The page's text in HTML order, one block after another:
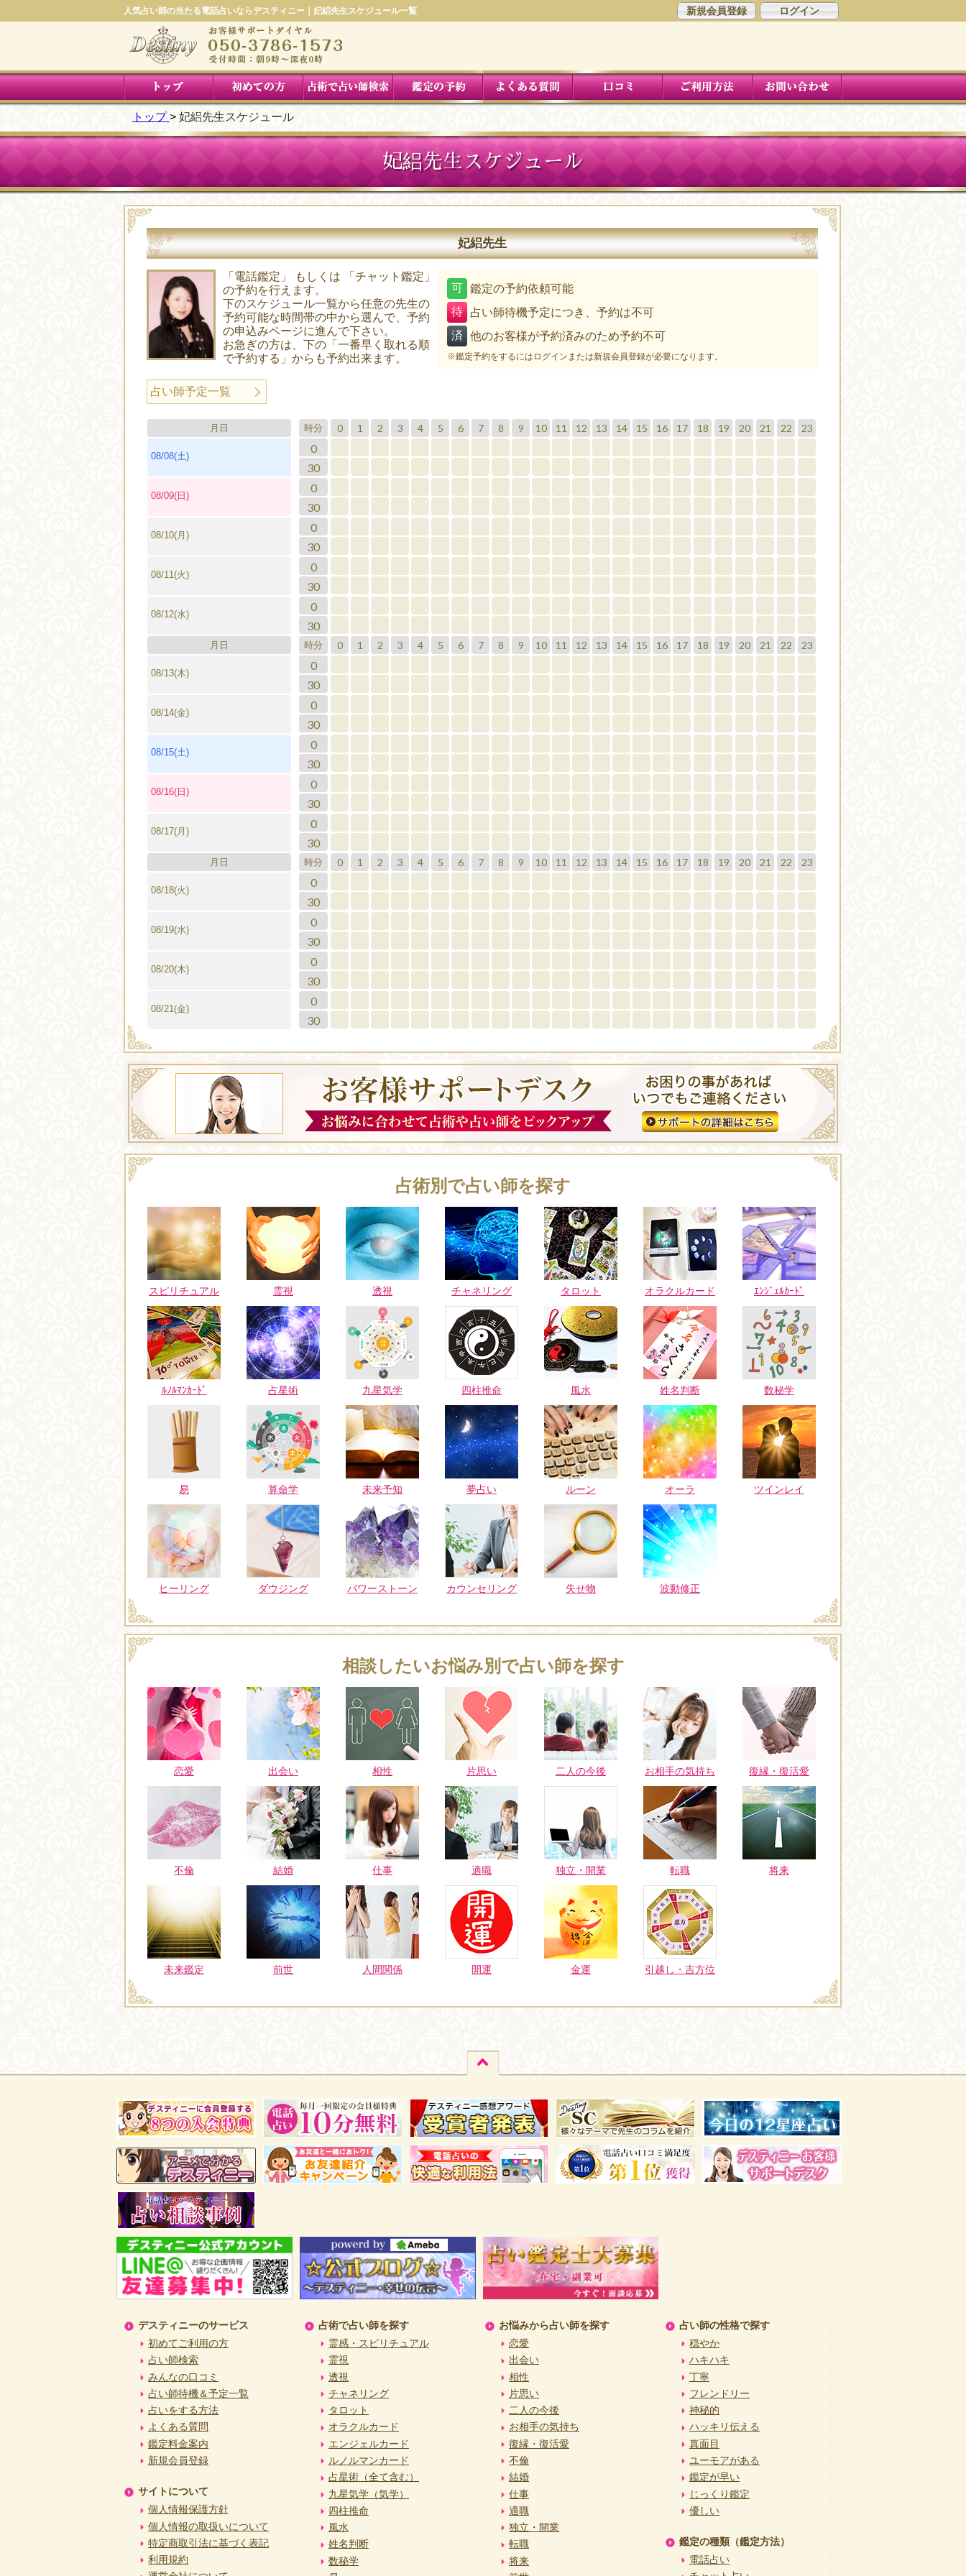
人気占い師の当たる電話占いならデスティニー｜妃絽先生スケジュール一覧 新規会員登録 ログイン
トップ 妃絽先生スケジュール
妃絽先生スケジュール
妃絽先生
「電話鑑定」 もしくは 「チャット鑑定」
の予約を行えます。
下のスケジュール一覧から任意の先生の
予約可能な時間帯の中から選んで、予約
の申込みページに進んで下さい。
お急ぎの方は、下の「一番早く取れる順
で予約する」からも予約出来ます。
可 鑑定の予約依頼可能
待
占い師待機予定につき、予約は不可
済
他のお客様が予約済みのため予約不可
※鑑定予約をするにはログインまたは新規会員登録が必要になります。
占い師予定一覧
月日 時分 0 1 2 3 4 5 6 7 8 9 10 11 12 13 14 15 16 17 18 19 20 21 22 23
08/08(土)
0
30
08/09(日)
0
30
08/10(月)
0
30
08/11(火)
0
30
08/12(水)
0
30
月日 時分 0 1 2 3 4 5 6 7 8 9 10 11 12 13 14 15 16 17 18 19 20 21 22 23
08/13(木)
0
30
08/14(金)
0
30
08/15(土)
0
30
08/16(日)
0
30
08/17(月)
0
30
月日 時分 0 1 2 3 4 5 6 7 8 9 10 11 12 13 14 15 16 17 18 19 20 21 22 23
08/18(火)
0
30
08/19(水)
0
30
08/20(木)
0
30
08/21(金)
0
30
占術別で占い師を探す
スピリチュアル 霊視 透視 チャネリング タロット オラクルカード ｴﾝｼﾞｪﾙｶｰﾄﾞ
ﾙﾉﾙﾏﾝｶｰﾄﾞ 占星術 九星気学 四柱推命 風水 姓名判断 数秘学
易 算命学 未来予知 夢占い ルーン オーラ ツインレイ
ヒーリング ダウジング パワーストーン カウンセリング 失せ物 波動修正
相談したいお悩み別で占い師を探す
恋愛 出会い 相性 片思い 二人の今後 お相手の気持ち 復縁・復活愛
不倫 結婚 仕事 適職 独立・開業 転職 将来
未来鑑定 前世 人間関係 開運 金運 引越し・吉方位
デスティニーのサービス
初めてご利用の方
占い師検索
みんなの口コミ
占い師待機＆予定一覧
占いをする方法
よくある質問
鑑定料金案内
新規会員登録
サイトについて
個人情報保護方針
個人情報の取扱いについて
特定商取引法に基づく表記
利用規約
占術で占い師を探す
霊感・スピリチュアル
霊視
透視
チャネリング
タロット
オラクルカード
エンジェルカード
ルノルマンカード
占星術（全て含む）
九星気学（気学）
四柱推命
風水
姓名判断
数秘学
お悩みから占い師を探す
恋愛
出会い
相性
片思い
二人の今後
お相手の気持ち
復縁・復活愛
不倫
結婚
仕事
適職
独立・開業
転職
将来
占い師の性格で探す
穏やか
ハキハキ
丁寧
フレンドリー
神秘的
ハッキリ伝える
真面目
ユーモアがある
鑑定が早い
じっくり鑑定
優しい
鑑定の種類（鑑定方法）
電話占い